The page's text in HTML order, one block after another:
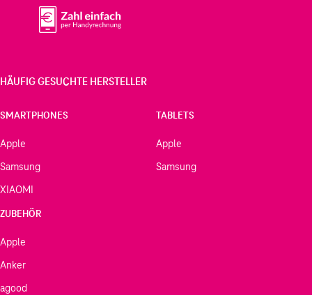
HÄUFIG GESUCHTE HERSTELLER
SMARTPHONES
Apple
Samsung
XIAOMI
TABLETS
Apple
Samsung
ZUBEHÖR
Apple
Anker
agood